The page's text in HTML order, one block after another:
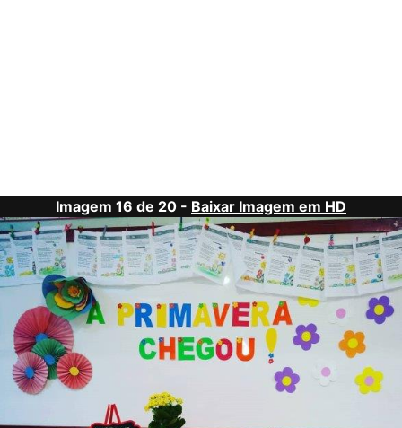
Imagem 16 de 20 - Baixar Imagem em HD